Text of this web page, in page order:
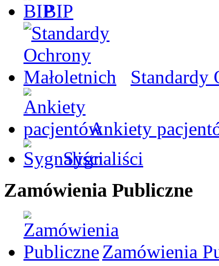
BIP
Standardy
Ankiety
Sygnaliści
Zamówienia Publiczne
Zamówienia